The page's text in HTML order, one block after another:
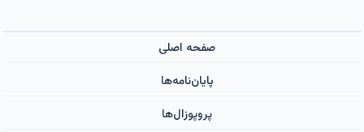
صفحه اصلی
پایان‌نامه‌ها
پروپوزال‌ها